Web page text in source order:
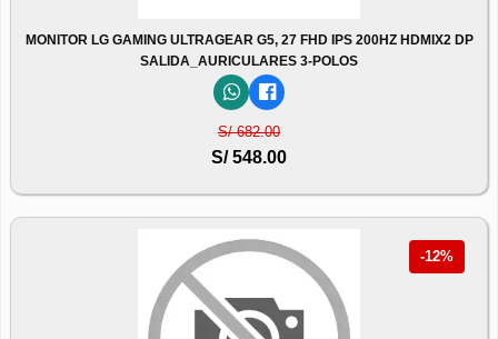
MONITOR LG GAMING ULTRAGEAR G5, 27 FHD IPS 200HZ HDMIX2 DP
SALIDA_AURICULARES 3-POLOS
S/ 682.00
S/ 548.00
-12%